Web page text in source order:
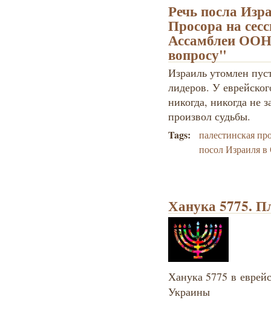
Речь посла
Просора на
Ассамблеи
вопросу"
Израиль утомлен
лидеров. У
никогда, никогда не
произвол судьбы.
Tags:
палестинская
посол Израиля
Ханука 5775.
Ханука 5775 в
Украины